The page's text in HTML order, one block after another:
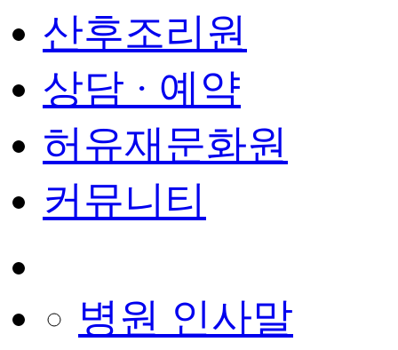
산후조리원
상담 · 예약
허유재문화원
커뮤니티
병원 인사말